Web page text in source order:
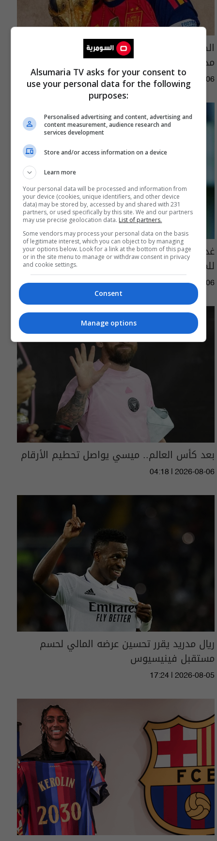
الصراع يحتدم على "رودري".. برشلونة وريال
مدريد بانتظار قرار نجم السيتي
08:09 | 2026-08-06
غداً الجمعة.. سحب قرعة دوري نجوم العراق
للموسم الجديد 2026 - 2027
05:51 | 2026-08-06
بعد كأس العالم.. ميسي يواصل تحطيم الأرقام
04:18 | 2026-08-06
ريال مدريد يقرر تحسين عرضه المالي لحسم
مستقبل فينيسيوس
17:24 | 2026-08-05
Alsumaria TV asks for your consent to
use your personal data for the following
purposes:
Personalised advertising and content, advertising and
content measurement, audience research and
services development
Store and/or access information on a device
Learn more
Your personal data will be processed and information from
your device (cookies, unique identifiers, and other device
data) may be stored by, accessed by and shared with 231
partners, or used specifically by this site. We and our partners
may use precise geolocation data. List of partners.
Some vendors may process your personal data on the basis
of legitimate interest, which you can object to by managing
your options below. Look for a link at the bottom of this page
or in the site menu to manage or withdraw consent in privacy
and cookie settings.
Consent
Manage options